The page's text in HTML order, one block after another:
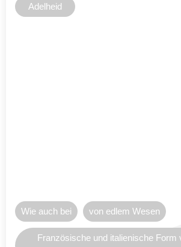
Adelheid
Wie auch bei von edlem Wesen
Französische und italienische Form